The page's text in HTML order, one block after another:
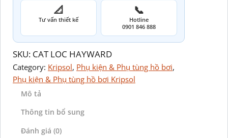
📐
Tư vấn thiết kế
📞
Hotline
0901 846 888
SKU: CAT LOC HAYWARD
Category: Kripsol, Phụ kiện & Phụ tùng hồ bơi
Phụ kiện & Phụ tùng hồ bơi Kripsol
Mô tả
Thông tin bổ sung
Đánh giá (0)